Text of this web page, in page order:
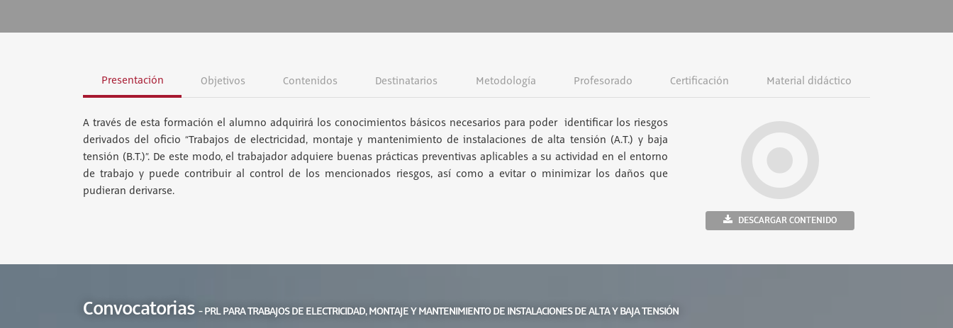
Presentación Objetivos Contenidos Destinatarios Metodología Profesorado Certificación Material didáctico
A través de esta formación el alumno adquirirá los conocimientos básicos necesarios para poder identificar los riesgos
derivados del oficio “Trabajos de electricidad, montaje y mantenimiento de instalaciones de alta tensión (A.T.) y baja
tensión (B.T.)”. De este modo, el trabajador adquiere buenas prácticas preventivas aplicables a su actividad en el entorno
de trabajo y puede contribuir al control de los mencionados riesgos, así como a evitar o minimizar los daños que
pudieran derivarse.
DESCARGAR CONTENIDO
Convocatorias - PRL PARA TRABAJOS DE ELECTRICIDAD, MONTAJE Y MANTENIMIENTO DE INSTALACIONES DE ALTA Y BAJA TENSIÓN